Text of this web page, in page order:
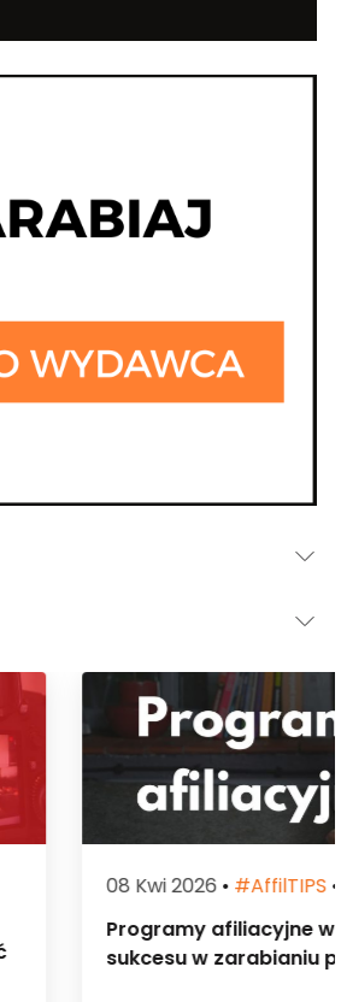
Dla Wydawcy
w 2026 roku – klucz do
przez int...